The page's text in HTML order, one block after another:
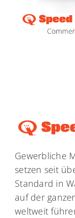
Gewerbliche
setzen seit
Standard in
auf der
weltweit